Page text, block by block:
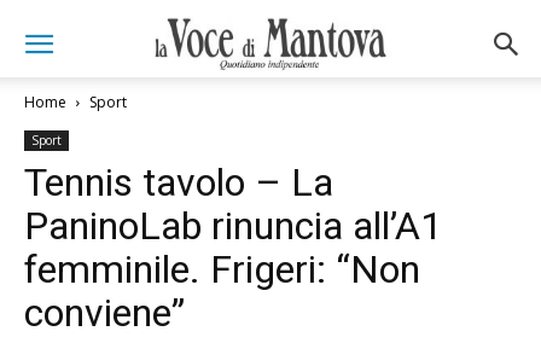
Home Sport
Sport
Tennis tavolo – La
PaninoLab rinuncia all’A1
femminile. Frigeri: “Non
conviene”